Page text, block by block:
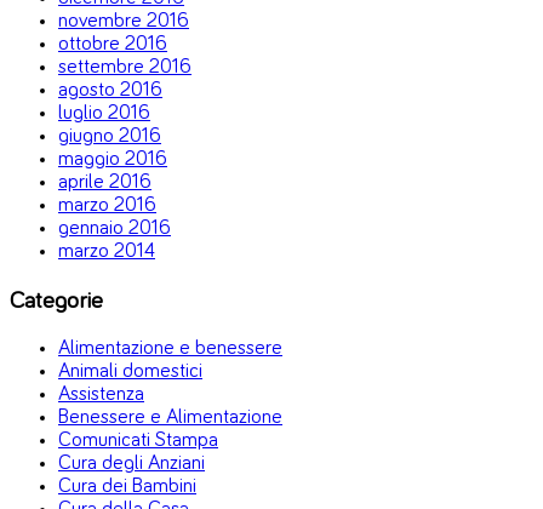
novembre 2016
ottobre 2016
settembre 2016
agosto 2016
luglio 2016
giugno 2016
maggio 2016
aprile 2016
marzo 2016
gennaio 2016
marzo 2014
Categorie
Alimentazione e benessere
Animali domestici
Assistenza
Benessere e Alimentazione
Comunicati Stampa
Cura degli Anziani
Cura dei Bambini